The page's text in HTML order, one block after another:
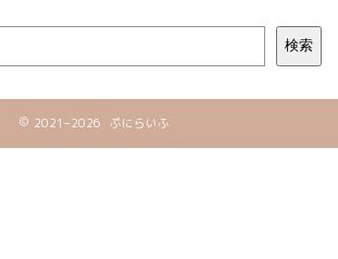
検索
2021–2026 ぷにらいふ